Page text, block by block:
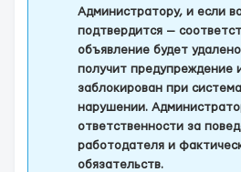
Администратору, и если
подтвердится —
объявление будет
получит предупреждение
заблокирован при
нарушении.
ответственности за
работодателя и
обязательств.